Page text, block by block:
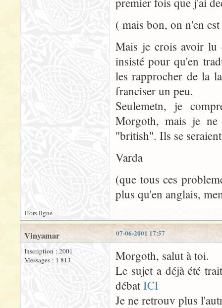
( mais bon, on n'en
Mais je crois avoir lu
insisté pour qu'en
les rapprocher de la
franciser un peu.
Seulemetn, je
Morgoth, mais je
"british". Ils se
Varda
(que tous ces
plus qu'en anglais,
Hors ligne
07-06-2001 17:57
Vinyamar
Inscription : 2001
Messages : 1 813
Morgoth, salut à toi.
Le sujet a déjà été
débatICI
Je ne retrouv plus